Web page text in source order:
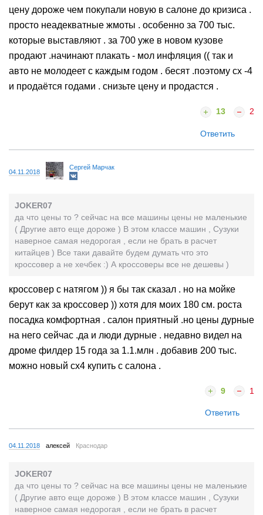
цену дороже чем покупали новую в салоне до кризиса .
просто неадекватные жмоты . особенно за 700 тыс.
которые выставляют . за 700 уже в новом кузове
продают .начинают плакать - мол инфляция (( так и
авто не молодеет с каждым годом . бесят .поэтому сх -4
и продаётся годами . снизьте цену и продастся .
13 2
Ответить
04.11.2018
Сергей Марчак
JOKER07
да что цены то ? сейчас на все машины цены не маленькие
( Другие авто еще дороже ) В этом классе машин , Сузуки
наверное самая недорогая , если не брать в расчет
китайцев ) Все таки давайте будем думать что это
кроссовер а не хечбек :) А кроссоверы все не дешевы )
кроссовер с натягом )) я бы так сказал . но на мойке
берут как за кроссовер )) хотя для моих 180 см. роста
посадка комфортная . салон приятный .но цены дурные
на него сейчас .да и люди дурные . недавно видел на
дроме филдер 15 года за 1.1.млн . добавив 200 тыс.
можно новый сх4 купить с салона .
9 1
Ответить
04.11.2018 алексей Краснодар
JOKER07
да что цены то ? сейчас на все машины цены не маленькие
( Другие авто еще дороже ) В этом классе машин , Сузуки
наверное самая недорогая , если не брать в расчет